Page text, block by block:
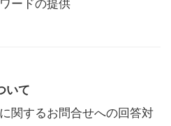
ードの提供
いて
関するお問合せへの回答対